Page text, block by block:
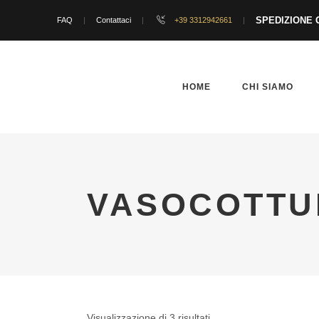
FAQ Contattaci +39 3312942661 SPEDIZIONE
HOME CHI SIAMO